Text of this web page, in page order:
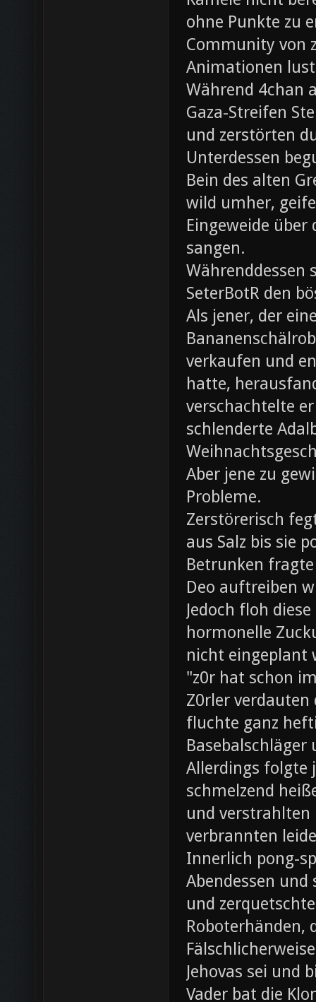
ohne Punkte zu
Community von
Animationen
Während 4chan
Gaza-Streifen
und zerstörten
Unterdessen
Bein des alten
wild umher,
Eingeweide
sangen.
Währenddessen
SeterBotR den
Als jener, der
verkaufen und
hatte,
verschachtelte
schlenderte
Aber jene zu
Probleme.
Zerstörerisch
aus Salz bis sie
Betrunken
Deo auftreiben
Jedoch floh
hormonelle
nicht eingeplant
"z0r hat schon
Z0rler
fluchte ganz
Allerdings folgte
schmelzend
und verstrahlten
verbrannten
Innerlich pong-
Abendessen
und
Roboterhänden,
Jehovas sei und
Vader bat die